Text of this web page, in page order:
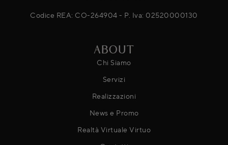
Codice REA: CO-264904 - P. Iva: 02520000130
ABOUT
Chi Siamo
Servizi
Realizzazioni
News e Promo
Realtà Virtuale Virtuo